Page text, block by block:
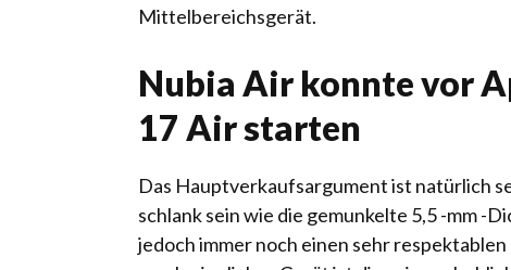
Mittelbereichsgerät.
Nubia Air konnte vor
17 Air starten
Das Hauptverkaufsargument ist natürlich
schlank sein wie die gemunkelte 5,5 -mm -
jedoch immer noch einen sehr